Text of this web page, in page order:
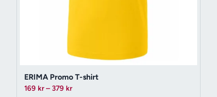
ERIMA Promo T-shirt
169 kr – 379 krPrisintervall: